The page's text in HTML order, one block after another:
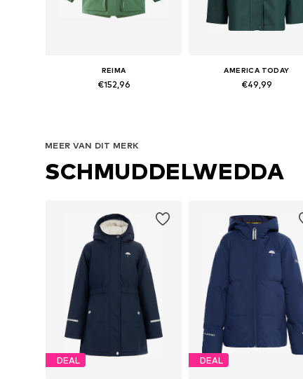
REIMA
€152,96
AMERICA TODAY
€49,99
MEER VAN DIT MERK
SCHMUDDELWEDDA
DEAL DEAL